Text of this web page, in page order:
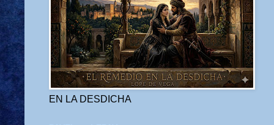
EN LA DESDICHA